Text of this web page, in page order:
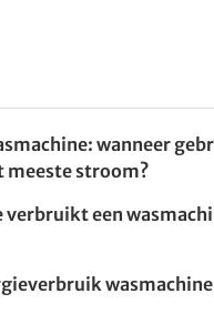
wanneer
meeste stroom?
verbruikt een